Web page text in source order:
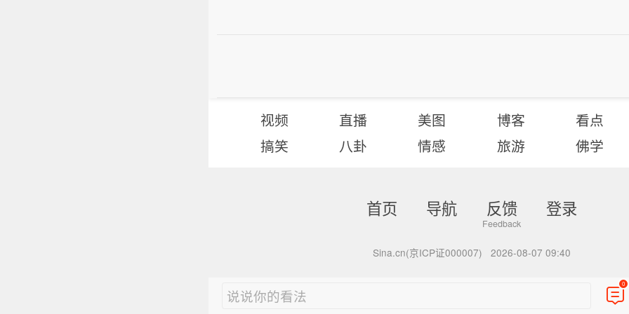
视频 直播 美图 博客
看点
搞笑
八卦 情感 旅游 佛学
首页 导航 反馈 登录
Sina.cn(京ICP证000007) 2026-08-07 09:40
说说你的看法
0